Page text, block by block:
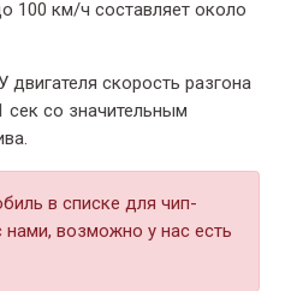
100 км/ч составляет около
скорость разгона
сек со значительным
в списке для чип-
нами, возможно у нас есть